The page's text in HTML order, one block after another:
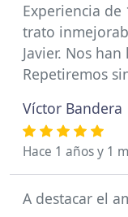
Experiencia
trato
Javier. Nos
Repetiremos
Víctor Bandera
Hace 1 años y 1
A destacar el